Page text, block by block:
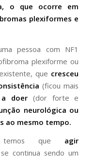
o que ocorre em
plexiformes e
pessoa com NF1
plexiforme ou
que cresceu
(ficou mais
a doer (dor forte e
neurológica ou
ao mesmo tempo.
temos que agir
continua sendo um